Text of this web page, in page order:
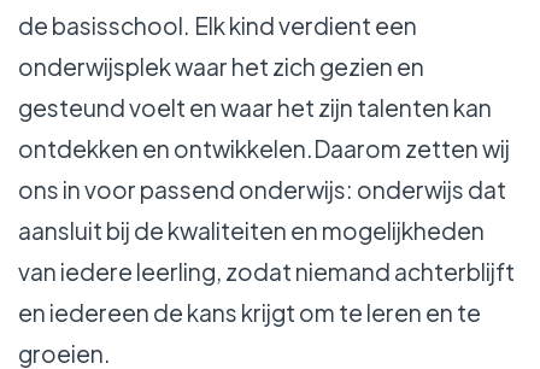
de basisschool. Elk kind verdient een
onderwijsplek waar het zich gezien en
gesteund voelt en waar het zijn talenten kan
ontdekken en ontwikkelen.Daarom zetten wij
ons in voor passend onderwijs: onderwijs dat
aansluit bij de kwaliteiten en mogelijkheden
van iedere leerling, zodat niemand achterblijft
en iedereen de kans krijgt om te leren en te
groeien.